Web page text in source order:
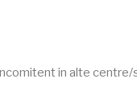
in alte